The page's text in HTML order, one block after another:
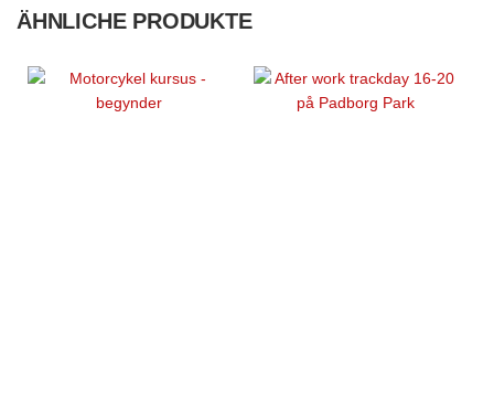
ÄHNLICHE PRODUKTE